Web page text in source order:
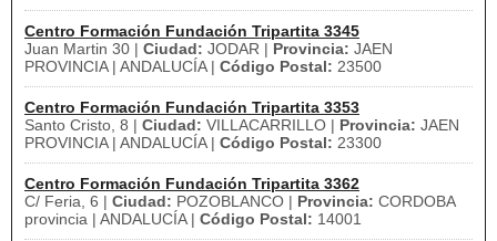
Centro Formación Fundación Tripartita 3345
Juan Martin 30 | Ciudad: JODAR | Provincia: JAEN
PROVINCIA | ANDALUCÍA | Código Postal: 23500
Centro Formación Fundación Tripartita 3353
Santo Cristo, 8 | Ciudad: VILLACARRILLO | Provincia: JAEN
PROVINCIA | ANDALUCÍA | Código Postal: 23300
Centro Formación Fundación Tripartita 3362
C/ Feria, 6 | Ciudad: POZOBLANCO | Provincia: CORDOBA
provincia | ANDALUCÍA | Código Postal: 14001